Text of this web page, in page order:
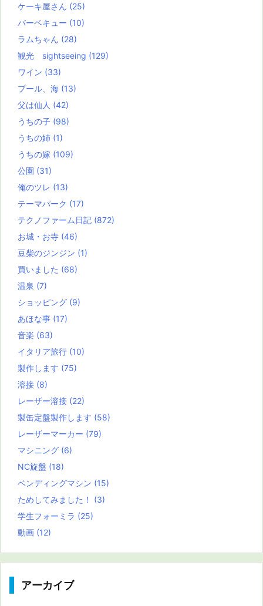
ケーキ屋さん (25)
バーベキュー (10)
ラムちゃん (28)
観光 sightseeing (129)
ワイン (33)
プール、海 (13)
父は仙人 (42)
うちの子 (98)
うちの姉 (1)
うちの嫁 (109)
公園 (31)
俺のツレ (13)
テーマパーク (17)
テクノファーム日記 (872)
お城・お寺 (46)
豆柴のジンジン (1)
買いました (68)
温泉 (7)
ショッピング (9)
あほな事 (17)
音楽 (63)
イタリア旅行 (10)
製作します (75)
溶接 (8)
レーザー溶接 (22)
製缶定盤製作します (58)
レーザーマーカー (79)
マシニング (6)
NC旋盤 (18)
ベンディングマシン (15)
ためしてみました！ (3)
学生フォーミラ (25)
動画 (12)
アーカイブ